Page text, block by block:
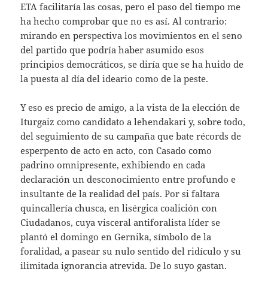
ETA facilitaría las cosas, pero el paso del tiempo me
ha hecho comprobar que no es así. Al contrario:
mirando en perspectiva los movimientos en el seno
del partido que podría haber asumido esos
principios democráticos, se diría que se ha huido de
la puesta al día del ideario como de la peste.
Y eso es precio de amigo, a la vista de la elección de
Iturgaiz como candidato a lehendakari y, sobre todo,
del seguimiento de su campaña que bate récords de
esperpento de acto en acto, con Casado como
padrino omnipresente, exhibiendo en cada
declaración un desconocimiento entre profundo e
insultante de la realidad del país. Por si faltara
quincallería chusca, en lisérgica coalición con
Ciudadanos, cuya visceral antiforalista líder se
plantó el domingo en Gernika, símbolo de la
foralidad, a pasear su nulo sentido del ridículo y su
ilimitada ignorancia atrevida. De lo suyo gastan.